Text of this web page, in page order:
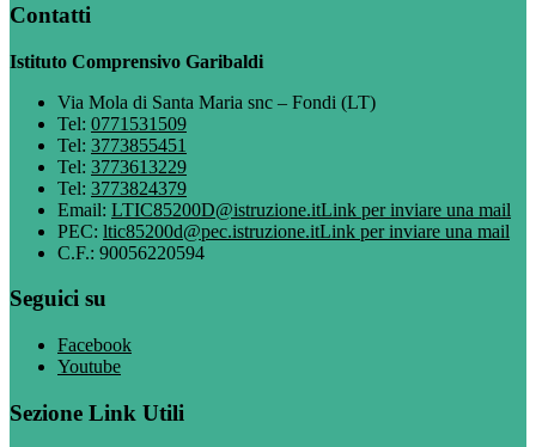
Contatti
Istituto Comprensivo Garibaldi
Via Mola di Santa Maria snc – Fondi (LT)
Tel: 0771531509
Tel: 3773855451
Tel: 3773613229
Tel: 3773824379
Email: LTIC85200D@istruzione.itLink per inviare una mail
PEC: ltic85200d@pec.istruzione.itLink per inviare una mail
C.F.: 90056220594
Seguici su
Facebook
Youtube
Sezione Link Utili